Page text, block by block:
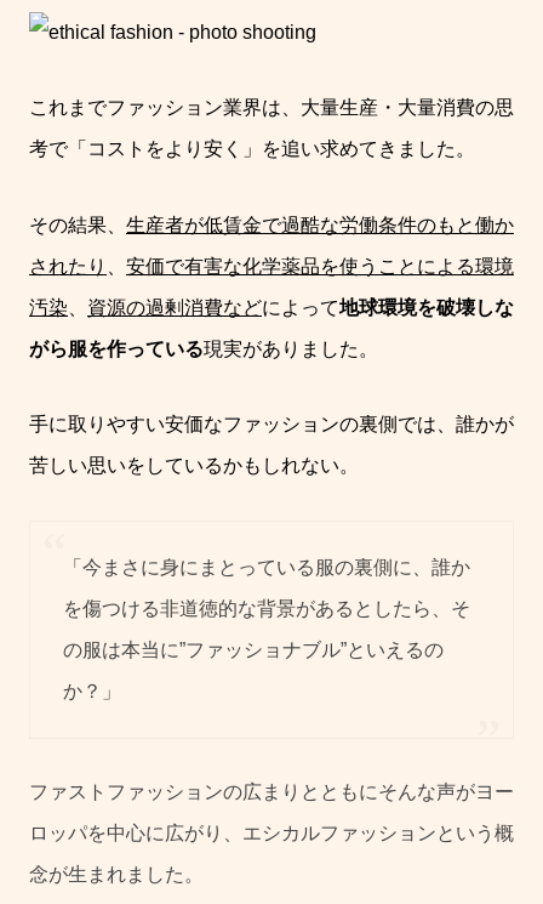
これまでファッション業界は、大量生産・大量消費の思
考で「コストをより安く」を追い求めてきました。
その結果、 生産者が低賃金で過酷な労働条件のもと働か
されたり
安価で有害な化学薬品を使うことによる環境
汚染
資源の過剰消費などによって地球環境を破壊しな
がら服を作っている現実がありました。
手に取りやすい安価なファッションの裏側では、誰かが
苦しい思いをしているかもしれない。
「今まさに身にまとっている服の裏側に、誰か
を傷つける非道徳的な背景があるとしたら、そ
の服は本当に”ファッショナブル”といえるの
か？」
ファストファッションの広まりとともにそんな声がヨー
ロッパを中心に広がり、エシカルファッションという概
念が生まれました。